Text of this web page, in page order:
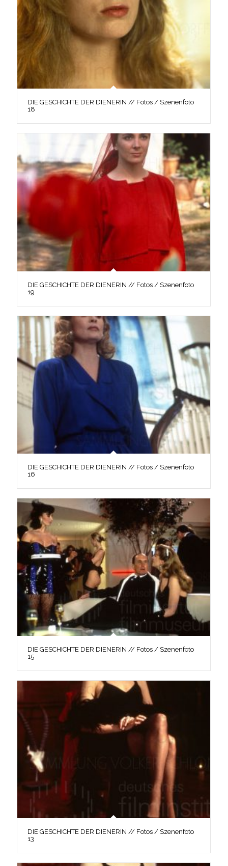
DIE GESCHICHTE DER DIENERIN // Fotos / Szenenfoto
18
DIE GESCHICHTE DER DIENERIN // Fotos / Szenenfoto
19
DIE GESCHICHTE DER DIENERIN // Fotos / Szenenfoto
16
DIE GESCHICHTE DER DIENERIN // Fotos / Szenenfoto
15
DIE GESCHICHTE DER DIENERIN // Fotos / Szenenfoto
13